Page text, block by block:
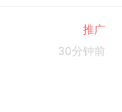
推广
30分钟前